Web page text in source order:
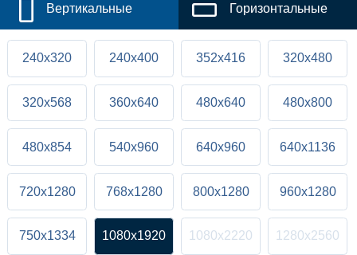
Вертикальные Горизонтальные
240x320 240x400 352x416 320x480
320x568 360x640 480x640 480x800
480x854 540x960 640x960 640x1136
720x1280 768x1280 800x1280 960x1280
750x1334 1080x1920 1080x2220 1280x2560